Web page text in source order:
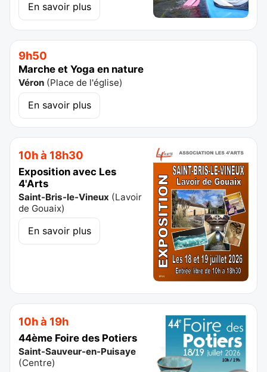
En savoir plus
9h50
Marche et Yoga en nature
Véron (Place de l'église)
En savoir plus
10h à 18h30
Exposition avec Les
4'Arts
Saint-Bris-le-Vineux (Lavoir
de Gouaix)
En savoir plus
10h à 19h
44ème Foire des Potiers
Saint-Sauveur-en-Puisaye
(Centre)